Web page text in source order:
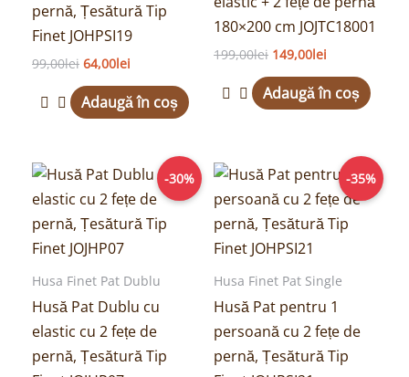
pernă, Țesătură Tip
Finet JOHPSI19
99,00lei 64,00lei
Adaugă în coș
180×200 cm JOJTC18001
199,00lei 149,00lei
Adaugă în coș
-30%
Husa Finet Pat Dublu
Husă Pat Dublu cu
elastic cu 2 fețe de
pernă, Țesătură Tip
Prețul
a
fost:
99,00lei.
Prețul
curent
este:
69,00lei.
-35%
Husa Finet Pat Single
Husă Pat pentru 1
persoană cu 2 fețe de
pernă, Țesătură Tip
Prețul
inițial
a
fost:
99,00lei.
Prețul
curent
este:
64,00lei.